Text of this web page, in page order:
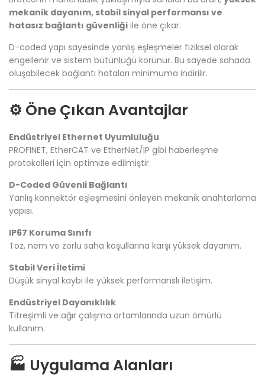
mekanik dayanım, stabil sinyal performansı ve
hatasız bağlantı güvenliği ile öne çıkar.
D-coded yapı sayesinde yanlış eşleşmeler fiziksel olarak
engellenir ve sistem bütünlüğü korunur. Bu sayede sahada
oluşabilecek bağlantı hataları minimuma indirilir.
⚙️ Öne Çıkan Avantajlar
Endüstriyel Ethernet Uyumluluğu
PROFINET, EtherCAT ve EtherNet/IP gibi haberleşme
protokolleri için optimize edilmiştir.
D-Coded Güvenli Bağlantı
Yanlış konnektör eşleşmesini önleyen mekanik anahtarlama
yapısı.
IP67 Koruma Sınıfı
Toz, nem ve zorlu saha koşullarına karşı yüksek dayanım.
Stabil Veri İletimi
Düşük sinyal kaybı ile yüksek performanslı iletişim.
Endüstriyel Dayanıklılık
Titreşimli ve ağır çalışma ortamlarında uzun ömürlü
kullanım.
🏭 Uygulama Alanları